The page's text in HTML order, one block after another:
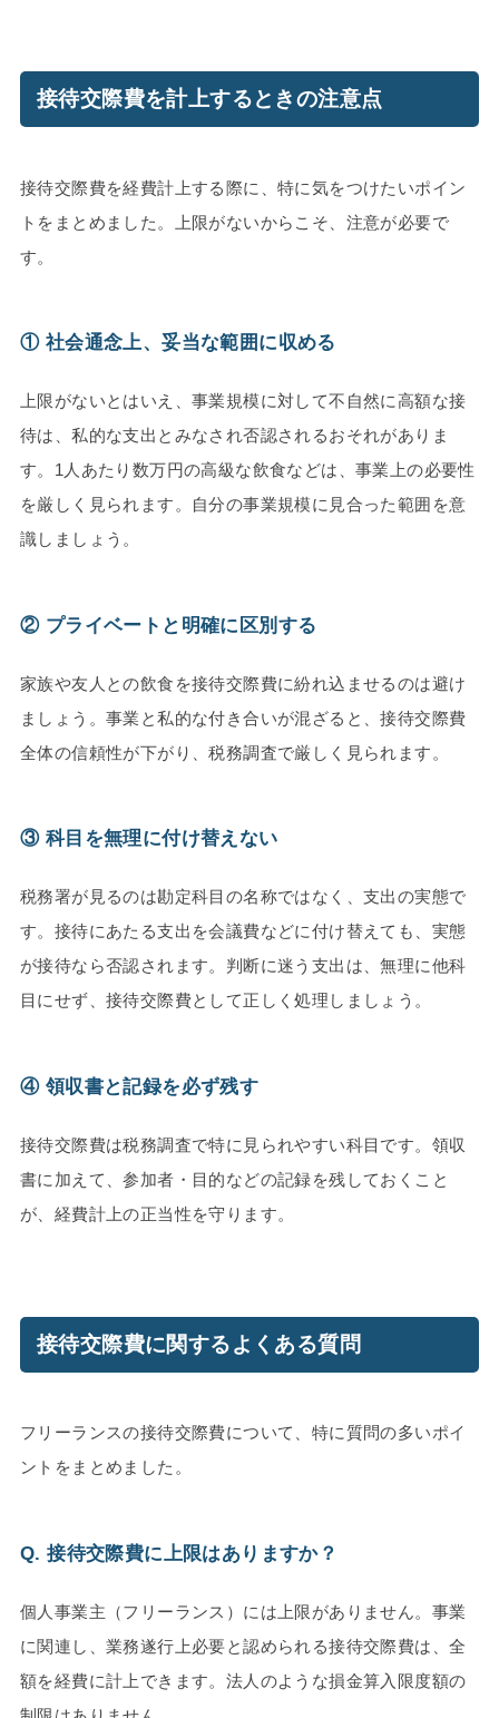
接待交際費を計上するときの注意点
接待交際費を経費計上する際に、特に気をつけたいポイン
トをまとめました。上限がないからこそ、注意が必要で
す。
① 社会通念上、妥当な範囲に収める
上限がないとはいえ、事業規模に対して不自然に高額な接
待は、私的な支出とみなされ否認されるおそれがありま
す。1人あたり数万円の高級な飲食などは、事業上の必要性
を厳しく見られます。自分の事業規模に見合った範囲を意
識しましょう。
② プライベートと明確に区別する
家族や友人との飲食を接待交際費に紛れ込ませるのは避け
ましょう。事業と私的な付き合いが混ざると、接待交際費
全体の信頼性が下がり、税務調査で厳しく見られます。
③ 科目を無理に付け替えない
税務署が見るのは勘定科目の名称ではなく、支出の実態で
す。接待にあたる支出を会議費などに付け替えても、実態
が接待なら否認されます。判断に迷う支出は、無理に他科
目にせず、接待交際費として正しく処理しましょう。
④ 領収書と記録を必ず残す
接待交際費は税務調査で特に見られやすい科目です。領収
書に加えて、参加者・目的などの記録を残しておくこと
が、経費計上の正当性を守ります。
接待交際費に関するよくある質問
フリーランスの接待交際費について、特に質問の多いポイ
ントをまとめました。
Q. 接待交際費に上限はありますか？
個人事業主（フリーランス）には上限がありません。事業
に関連し、業務遂行上必要と認められる接待交際費は、全
額を経費に計上できます。法人のような損金算入限度額の